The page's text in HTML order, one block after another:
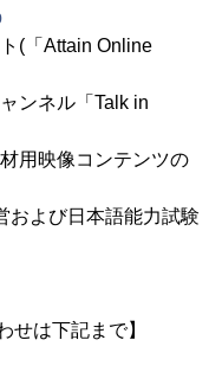
(「Attain Online
ネル「Talk in
像コンテンツの
び日本語能力試験
せは下記まで】